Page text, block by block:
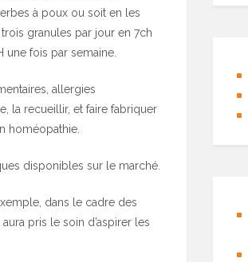
à poux ou soit en les
granules par jour en 7ch
une fois par semaine.
allergies
la recueillir, et faire fabriquer
homéopathie.
disponibles sur le marché.
dans le cadre des
pris le soin d’aspirer les